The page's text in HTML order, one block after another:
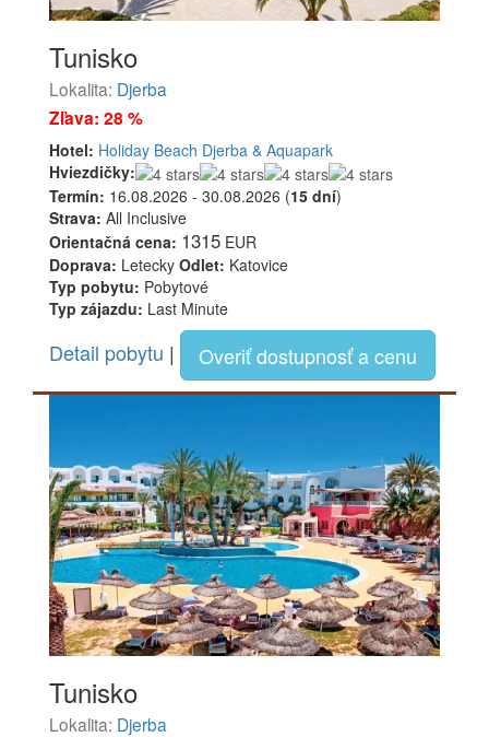
Tunisko
Lokalita: Djerba
Zľava: 28 %
Hotel: Holiday Beach Djerba & Aquapark
Hviezdičky:
Termín: 16.08.2026 - 30.08.2026 (15 dní)
Strava: All Inclusive
Orientačná cena: 1315 EUR
Doprava: Letecky Odlet: Katovice
Typ pobytu: Pobytové
Typ zájazdu: Last Minute
Detail pobytu | Overiť dostupnosť a cenu
Tunisko
Lokalita: Djerba